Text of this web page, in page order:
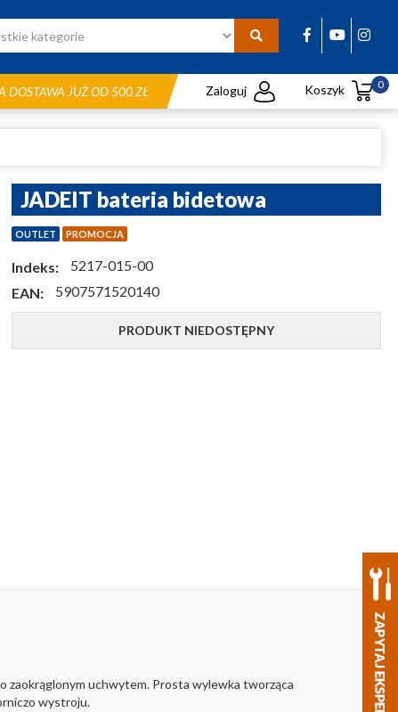
DOSTAWA JUŻ OD 500 ZŁ Zaloguj Koszyk 0
JADEIT bateria bidetowa
OUTLET PROMOCJA
Indeks:
5217-015-00
EAN:
5907571520140
PRODUKT NIEDOSTĘPNY
zaokrąglonym uchwytem. Prosta wylewka tworząca
wystroju.